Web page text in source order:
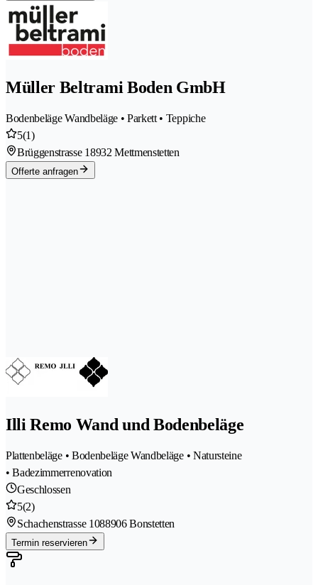
Müller Beltrami Boden GmbH
Bodenbeläge Wandbeläge • Parkett • Teppiche
5(1)
Brüggenstrasse 18932 Mettmenstetten
Offerte anfragen
Illi Remo Wand und Bodenbeläge
Plattenbeläge • Bodenbeläge Wandbeläge • Natursteine
• Badezimmerrenovation
Geschlossen
5(2)
Schachenstrasse 1088906 Bonstetten
Termin reservieren